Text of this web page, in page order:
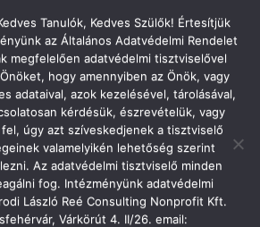
Árpád Gimnázium
Április 5. Szombat
Fesztivál 2014
Pin Email SMS
Tanulók, Kedves Szülők! Értesítjük
az Általános Adatvédelmi Rendelet
megfelelően adatvédelmi tisztviselővel
hogy amennyiben az Önök, vagy
adataival, azok kezelésével, tárolásával,
kérdésük, észrevételük, vagy
úgy azt szíveskedjenek a tisztviselő
valamelyikén lehetőség szerint
Az adatvédelmi tisztviselő minden
fog. Intézményünk adatvédelmi
László Reé Consulting Nonprofit Kft.
Várkörút 4. II/26. email: